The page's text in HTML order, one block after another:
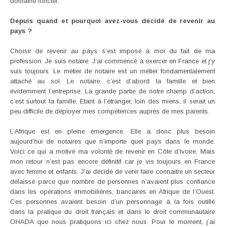
Depuis quand et pourquoi avez-vous décidé de revenir au
pays ?
Choisir de revenir au pays s’est imposé à moi du fait de ma
profession. Je suis notaire. J’ai commencé à exercer en France et j’y
suis toujours. Le métier de notaire est un métier fondamentalement
attaché au sol. Le notaire, c’est d’abord la famille et bien
évidemment l’entreprise. La grande partie de notre champ d’action,
c’est surtout la famille. Etant à l’étranger, loin des miens, il serait un
peu difficile de déployer mes compétences auprès de mes parents.
L’Afrique est en pleine émergence. Elle a donc plus besoin
aujourd’hui de notaires que n’importe quel pays dans le monde.
Voici ce qui a motivé ma volonté de revenir en Côte d’Ivoire. Mais
mon retour n’est pas encore définitif car je vis toujours en France
avec femme et enfants. J’ai décidé de venir faire connaitre un secteur
délaissé parce que nombre de personnes n’avaient plus confiance
dans les opérations immobilières, bancaires en Afrique de l’Ouest.
Ces personnes avaient besoin d’un personnage à la fois outillé
dans la pratique du droit français et dans le droit communautaire
OHADA que nous pratiquons ici chez nous. Pour le moment, j’ai